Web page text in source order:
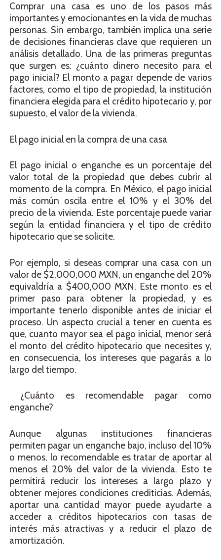
Comprar una casa es uno de los pasos más
importantes y emocionantes en la vida de muchas
personas. Sin embargo, también implica una serie
de decisiones financieras clave que requieren un
análisis detallado. Una de las primeras preguntas
que surgen es: ¿cuánto dinero necesito para el
pago inicial? El monto a pagar depende de varios
factores, como el tipo de propiedad, la institución
financiera elegida para el crédito hipotecario y, por
supuesto, el valor de la vivienda.
El pago inicial en la compra de una casa
El pago inicial o enganche es un porcentaje del
valor total de la propiedad que debes cubrir al
momento de la compra. En México, el pago inicial
más común oscila entre el 10% y el 30% del
precio de la vivienda. Este porcentaje puede variar
según la entidad financiera y el tipo de crédito
hipotecario que se solicite.
Por ejemplo, si deseas comprar una casa con un
valor de $2,000,000 MXN, un enganche del 20%
equivaldría a $400,000 MXN. Este monto es el
primer paso para obtener la propiedad, y es
importante tenerlo disponible antes de iniciar el
proceso. Un aspecto crucial a tener en cuenta es
que, cuanto mayor sea el pago inicial, menor será
el monto del crédito hipotecario que necesites y,
en consecuencia, los intereses que pagarás a lo
largo del tiempo.
¿Cuánto es recomendable pagar como
enganche?
Aunque algunas instituciones financieras
permiten pagar un enganche bajo, incluso del 10%
o menos, lo recomendable es tratar de aportar al
menos el 20% del valor de la vivienda. Esto te
permitirá reducir los intereses a largo plazo y
obtener mejores condiciones crediticias. Además,
aportar una cantidad mayor puede ayudarte a
acceder a créditos hipotecarios con tasas de
interés más atractivas y a reducir el plazo de
amortización.